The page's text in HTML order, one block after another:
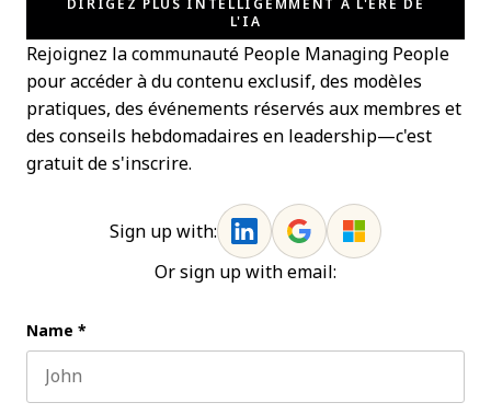
DIRIGEZ PLUS INTELLIGEMMENT À L'ÈRE DE
L'IA
Rejoignez la communauté People Managing People
pour accéder à du contenu exclusif, des modèles
pratiques, des événements réservés aux membres et
des conseils hebdomadaires en leadership—c'est
gratuit de s'inscrire.
Sign up with:
Or sign up with email:
Name *